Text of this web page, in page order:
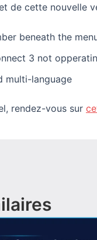
de cette nouvelle
beneath the
3 not
multi-language
rendez-vous sur